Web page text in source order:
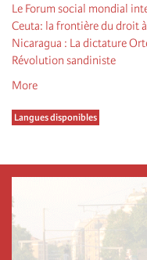
Le Forum social mondial
Ceuta: la frontière du droit
Nicaragua : La dictature
Révolution sandiniste
More
Langues disponibles